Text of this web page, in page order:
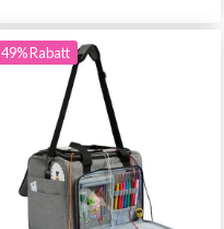
49% Rabatt